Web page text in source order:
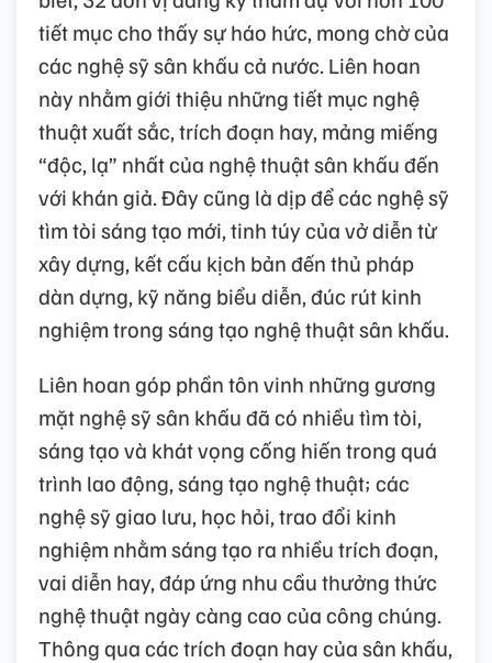
tiết mục cho thấy sự háo hức, mong chờ của
các nghệ sỹ sân khấu cả nước. Liên hoan
này nhằm giới thiệu những tiết mục nghệ
thuật xuất sắc, trích đoạn hay, mảng miếng
“độc, lạ” nhất của nghệ thuật sân khấu đến
với khán giả. Đây cũng là dịp để các nghệ sỹ
tìm tòi sáng tạo mới, tinh túy của vở diễn từ
xây dựng, kết cấu kịch bản đến thủ pháp
dàn dựng, kỹ năng biểu diễn, đúc rút kinh
nghiệm trong sáng tạo nghệ thuật sân khấu.
Liên hoan góp phần tôn vinh những gương
mặt nghệ sỹ sân khấu đã có nhiều tìm tòi,
sáng tạo và khát vọng cống hiến trong quá
trình lao động, sáng tạo nghệ thuật; các
nghệ sỹ giao lưu, học hỏi, trao đổi kinh
nghiệm nhằm sáng tạo ra nhiều trích đoạn,
vai diễn hay, đáp ứng nhu cầu thưởng thức
nghệ thuật ngày càng cao của công chúng.
Thông qua các trích đoạn hay của sân khấu,